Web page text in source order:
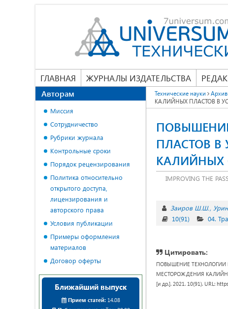
ГЛАВНАЯ ЖУРНАЛЫ ИЗДАТЕЛЬСТВА
Технические науки
КАЛИЙНЫХ ПЛАСТОВ В
ПЛАСТОВ В
КАЛИЙНЫХ
IMPROVING THE
Заиров Ш.Ш.
10(91)
04.
Цитировать:
ПОВЫШЕНИЕ ТЕХНОЛОГИИ
МЕСТОРОЖДЕНИЯ КАЛИЙНЫХ
[и др.]. 2021. 10(91). URL:
Авторам
Миссия
Сотрудничество
Рубрики журнала
Контрольные сроки
Порядок рецензирования
Политика относительно
открытого доступа,
лицензирования и
авторского права
Условия публикации
Примеры оформления
материалов
Договор оферты
Ближайший выпуск
Прием статей:14.08